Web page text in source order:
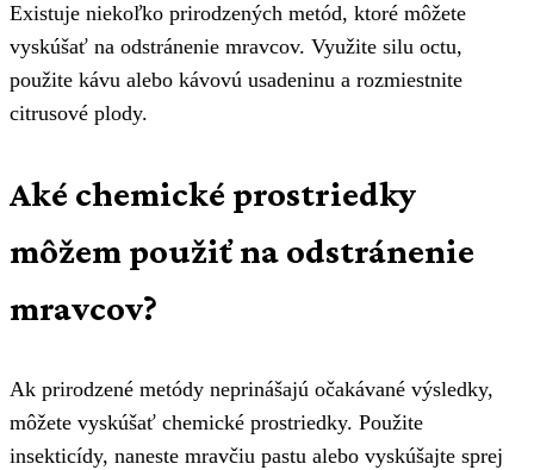
Existuje niekoľko prirodzených metód, ktoré môžete
vyskúšať na odstránenie mravcov. Využite silu octu,
použite kávu alebo kávovú usadeninu a rozmiestnite
citrusové plody.
Aké chemické prostriedky
môžem použiť na odstránenie
mravcov?
Ak prirodzené metódy neprinášajú očakávané výsledky,
môžete vyskúšať chemické prostriedky. Použite
insekticídy, naneste mravčiu pastu alebo vyskúšajte sprej